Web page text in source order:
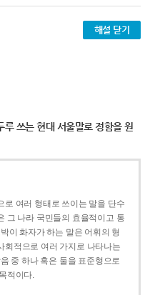
해설 닫기
쓰는 현대 서울말로 정함을 원
로 여러 형태로 쓰이는 말을 단수
그 나라 국민들의 효율적이고 통
이 화자가 하는 말은 어휘의 형
회적으로 여러 가지로 나타나는
중 하나 혹은 둘을 표준형으로
적이다.